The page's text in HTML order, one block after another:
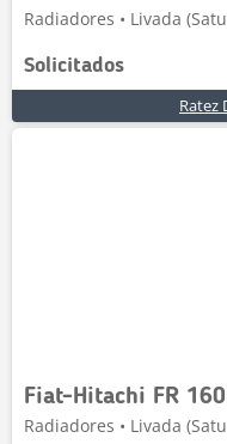
Radiadores • Livada
Solicitados
Ratez
Fiat-Hitachi FR
Radiadores • Livada